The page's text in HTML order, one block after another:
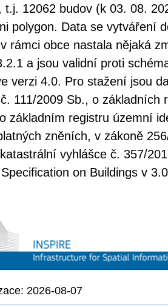
t.j. 12062 budov (k 03. 08.
polygon. Data se vytváření
rámci obce nastala nějaká
a jsou validní proti
verzi 4.0. Pro stažení jsou
111/2009 Sb., o základních
základním registru územní
zněních, v zákoně
vyhlášce č. 357/
on Buildings v
2026-08-07